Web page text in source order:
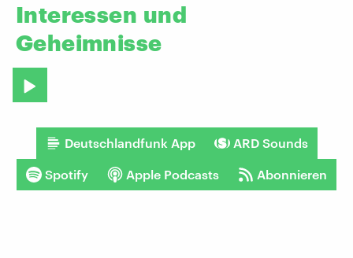
Interessen und
Geheimnisse
Deutschlandfunk App ARD Sounds
Spotify Apple Podcasts Abonnieren